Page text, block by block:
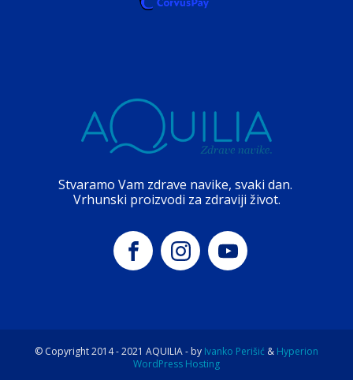
Stvaramo Vam zdrave navike, svaki dan.
Vrhunski proizvodi za zdraviji život.
© Copyright 2014 -2021 AQUILIA - by Ivanko Perišić & Hyperion
WordPress Hosting